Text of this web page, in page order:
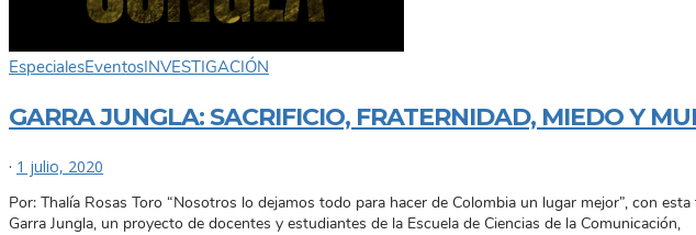
EspecialesEventosINVESTIGACIÓN
GARRA JUNGLA: SACRIFICIO, FRATERNIDAD, MIEDO Y
· 1 julio, 2020
Por: Thalía Rosas Toro “Nosotros lo dejamos todo para hacer de Colombia un lugar mejor”, con
Garra Jungla, un proyecto de docentes y estudiantes de la Escuela de Ciencias de la Comunicación,